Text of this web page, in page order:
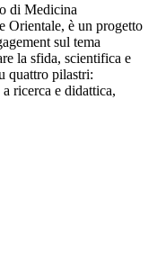
di Medicina
Orientale, è un progetto
sul tema
la sfida, scientifica e
quattro pilastri:
ricerca e didattica,